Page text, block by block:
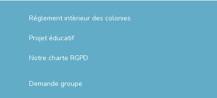
Réglement intèrieur des colonies
Projet éducatif
Notre charte RGPD
Demande groupe